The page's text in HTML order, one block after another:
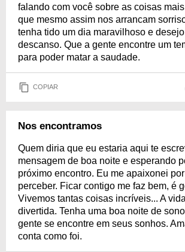
falando com você sobre as coisas
que mesmo assim nos arrancam
tenha tido um dia maravilhoso e
descanso. Que a gente encontre um
para poder matar a saudade.
COPIAR
Nos encontramos
Quem diria que eu estaria aqui te
mensagem de boa noite e esperando
próximo encontro. Eu me apaixonei
perceber. Ficar contigo me faz bem, é
Vivemos tantas coisas incríveis... A
divertida. Tenha uma boa noite de
gente se encontre em seus sonhos.
conta como foi.